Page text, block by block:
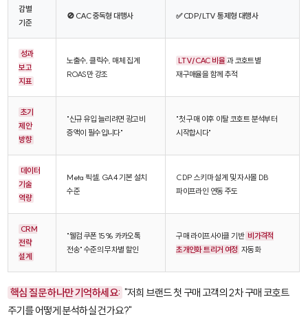
감별
기준
🚫 CAC 중독형 대행사 ✅ CDP/LTV 통제형 대행사
성과
보고
지표
노출수, 클릭수, 매체 집계
ROAS만 강조
LTV/CAC 비율 과 코호트별
재구매율을 함께 추적
초기
제안
방향
"신규 유입 늘리려면 광고비
증액이 필수입니다"
"첫 구매 이후 이탈 코호트 분석부터
시작합시다"
데이터
기술
역량
Meta 픽셀, GA4 기본 설치
수준
CDP 스키마 설계 및 자사몰 DB
파이프라인 연동 주도
CRM
전략
설계
"웰컴 쿠폰 15% 카카오톡
전송" 수준의 무차별 할인
구매 라이프사이클 기반 비가격적
초개인화 트리거 여정 자동화
핵심 질문 하나만 기억하세요: "저희 브랜드 첫 구매 고객의 2차 구매 코호트
주기를 어떻게 분석하실 건가요?"